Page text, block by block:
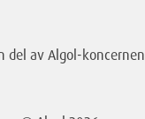
del av Algol-koncernen